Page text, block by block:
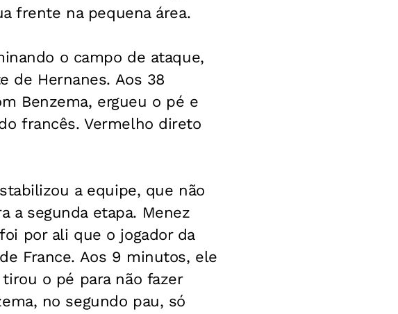
frente na pequena área.
o campo de ataque,
de Hernanes. Aos 38
Benzema, ergueu o pé e
francês. Vermelho direto
a equipe, que não
a segunda etapa. Menez
por ali que o jogador da
France. Aos 9 minutos, ele
o pé para não fazer
no segundo pau, só